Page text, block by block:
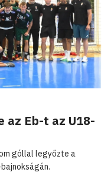
az Eb-t az U18-
góllal legyőzte a